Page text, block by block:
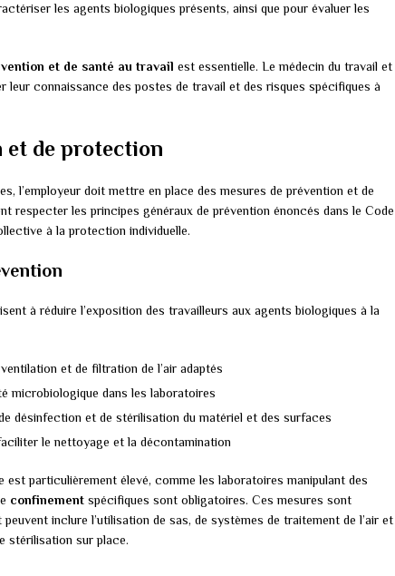
les agents biologiques présents, ainsi que pour évaluer les
et de santé au travail est essentielle. Le médecin du travail et
leur connaissance des postes de travail et des risques spécifiques à
et de protection
l’employeur doit mettre en place des mesures de prévention et de
respecter les principes généraux de prévention énoncés dans le Code
à la protection individuelle.
à réduire l’exposition des travailleurs aux agents biologiques à la
et de filtration de l’air adaptés
microbiologique dans les laboratoires
désinfection et de stérilisation du matériel et des surfaces
le nettoyage et la décontamination
particulièrement élevé, comme les laboratoires manipulant des
confinement spécifiques sont obligatoires. Ces mesures sont
inclure l’utilisation de sas, de systèmes de traitement de l’air et
stérilisation sur place.